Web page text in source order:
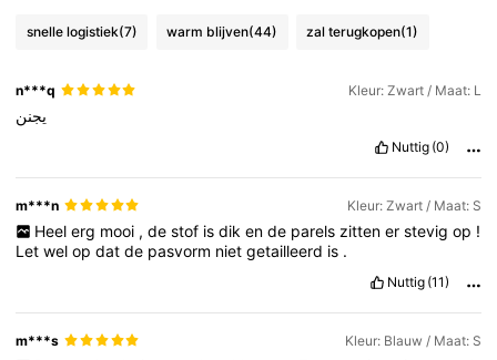
snelle logistiek(7) warm blijven(44) zal terugkopen(1)
n***q Kleur: Zwart / Maat: L
يجنن
Nuttig (0)
m***n Kleur: Zwart / Maat: S
Heel erg mooi , de stof is dik en de parels zitten er stevig op !
Letwelopdatde pasvorm nietgetailleerd is .
Nuttig (11)
m***s Kleur: Blauw / Maat: S